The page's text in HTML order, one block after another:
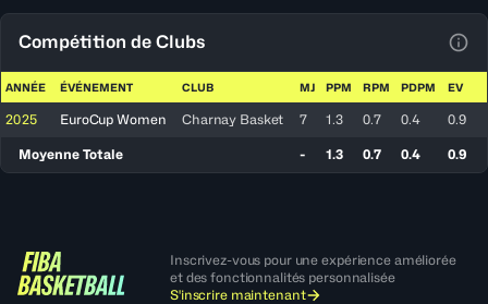
Compétition de Clubs
ANNÉE ÉVÉNEMENT CLUB MJ PPM RPM PDPM EV
2025 EuroCup Women Charnay Basket 7 1.3 0.7 0.4 0.9
Moyenne Totale - 1.3 0.7 0.4 0.9
Inscrivez-vous pour une expérience améliorée
et des fonctionnalités personnalisée
S'inscrire maintenant